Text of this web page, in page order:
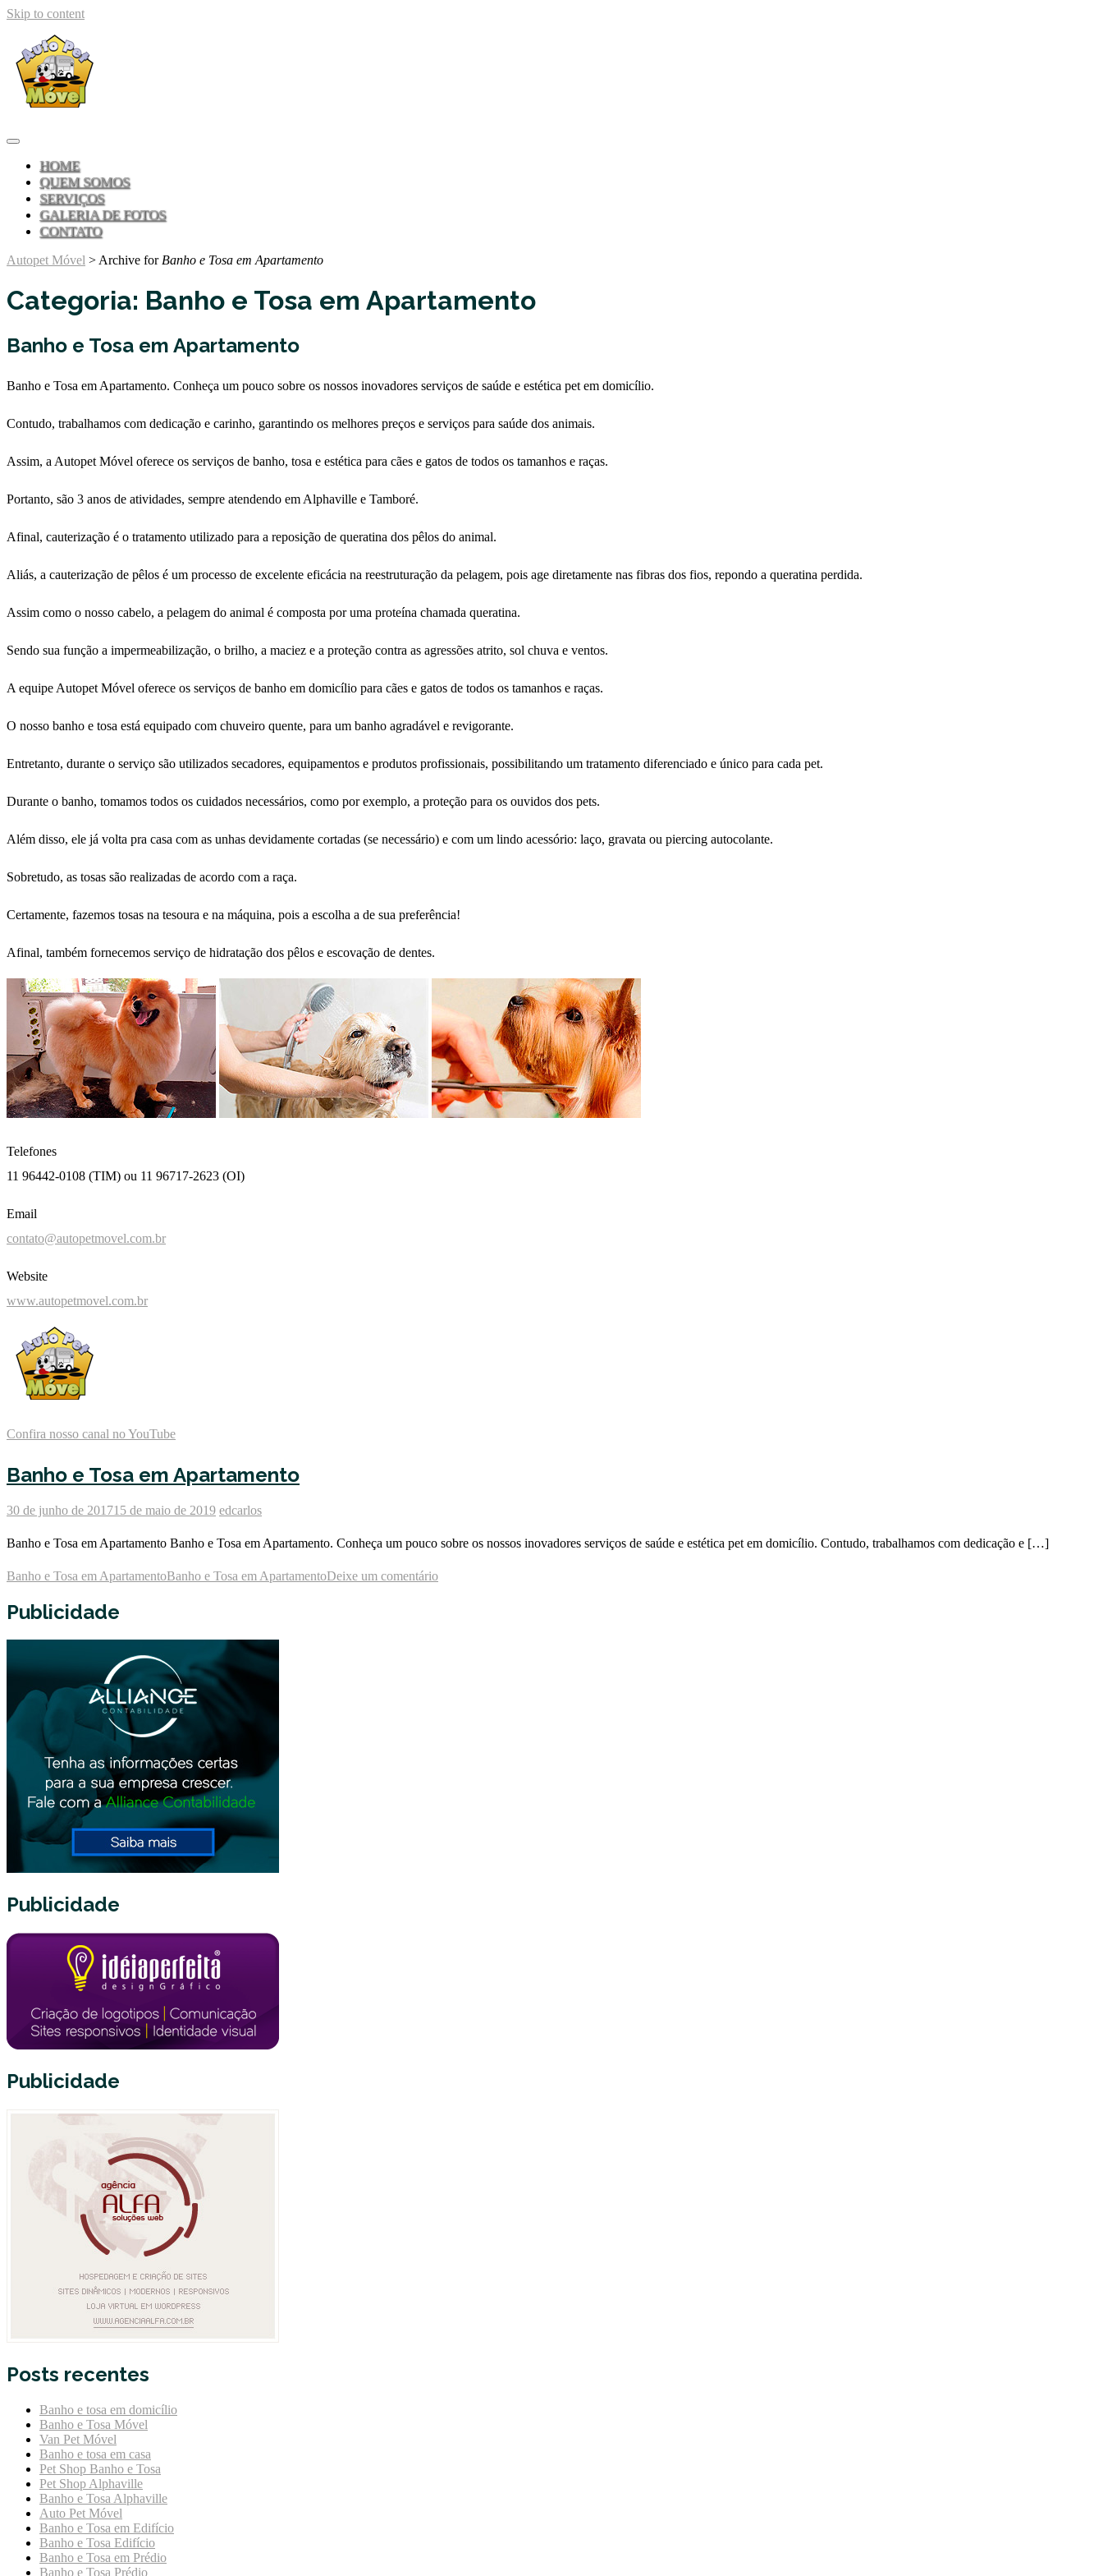
Skip to content
HOME
QUEM SOMOS
SERVIÇOS
GALERIA DE FOTOS
CONTATO
Autopet Móvel > Archive for Banho e Tosa em Apartamento
Categoria: Banho e Tosa em Apartamento
Banho e Tosa em Apartamento
Banho e Tosa em Apartamento. Conheça um pouco sobre os nossos inovadores serviços de saúde e estética pet em domicílio.
Contudo, trabalhamos com dedicação e carinho, garantindo os melhores preços e serviços para saúde dos animais.
Assim, a Autopet Móvel oferece os serviços de banho, tosa e estética para cães e gatos de todos os tamanhos e raças.
Portanto, são 3 anos de atividades, sempre atendendo em Alphaville e Tamboré.
Afinal, cauterização é o tratamento utilizado para a reposição de queratina dos pêlos do animal.
Aliás, a cauterização de pêlos é um processo de excelente eficácia na reestruturação da pelagem, pois age diretamente nas fibras dos fios, repondo a queratina perdida.
Assim como o nosso cabelo, a pelagem do animal é composta por uma proteína chamada queratina.
Sendo sua função a impermeabilização, o brilho, a maciez e a proteção contra as agressões atrito, sol chuva e ventos.
A equipe Autopet Móvel oferece os serviços de banho em domicílio para cães e gatos de todos os tamanhos e raças.
O nosso banho e tosa está equipado com chuveiro quente, para um banho agradável e revigorante.
Entretanto, durante o serviço são utilizados secadores, equipamentos e produtos profissionais, possibilitando um tratamento diferenciado e único para cada pet.
Durante o banho, tomamos todos os cuidados necessários, como por exemplo, a proteção para os ouvidos dos pets.
Além disso, ele já volta pra casa com as unhas devidamente cortadas (se necessário) e com um lindo acessório: laço, gravata ou piercing autocolante.
Sobretudo, as tosas são realizadas de acordo com a raça.
Certamente, fazemos tosas na tesoura e na máquina, pois a escolha a de sua preferência!
Afinal, também fornecemos serviço de hidratação dos pêlos e escovação de dentes.
Telefones
11 96442-0108 (TIM) ou 11 96717-2623 (OI)
Email
contato@autopetmovel.com.br
Website
www.autopetmovel.com.br
Confira nosso canal no YouTube
Banho e Tosa em Apartamento
30 de junho de 201715 de maio de 2019 edcarlos
Banho e Tosa em Apartamento Banho e Tosa em Apartamento. Conheça um pouco sobre os nossos inovadores serviços de saúde e estética pet em domicílio. Contudo, trabalhamos com dedicação e […]
Banho e Tosa em ApartamentoBanho e Tosa em ApartamentoDeixe um comentário
Publicidade
Publicidade
Publicidade
Posts recentes
Banho e tosa em domicílio
Banho e Tosa Móvel
Van Pet Móvel
Banho e tosa em casa
Pet Shop Banho e Tosa
Pet Shop Alphaville
Banho e Tosa Alphaville
Auto Pet Móvel
Banho e Tosa em Edifício
Banho e Tosa Edifício
Banho e Tosa em Prédio
Banho e Tosa Prédio